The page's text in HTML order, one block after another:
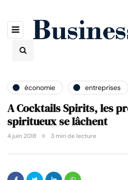
économie entreprises
A Cocktails Spirits, les
spiritueux se lâchent
4 juin 2018 3 min de lecture